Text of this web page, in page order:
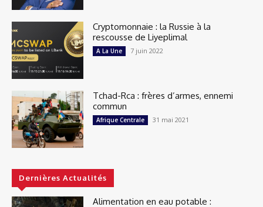
Cryptomonnaie : la Russie à la
rescousse de Liyeplimal
A La Une 7 juin 2022
Tchad-Rca : frères d’armes, ennemi
commun
Afrique Centrale 31 mai 2021
Dernières Actualités
Alimentation en eau potable :